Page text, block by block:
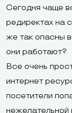
Сегодня чаще
редиректах на
же так опасны
они работают?
Все очень
интернет
посетители
нежелательной